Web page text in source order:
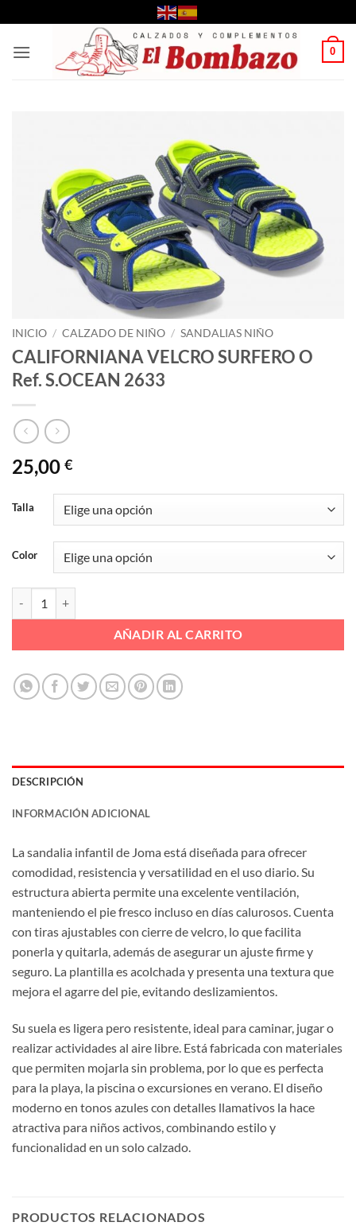
al
contenido
0
INICIO / CALZADO DE NIÑO / SANDALIAS NIÑO
CALIFORNIANA VELCRO SURFERO O
Ref. S.OCEAN 2633
25,00 €
Talla
Color
AÑADIR AL CARRITO
DESCRIPCIÓN
INFORMACIÓN ADICIONAL
La sandalia infantil de Joma está diseñada para ofrecer
comodidad, resistencia y versatilidad en el uso diario. Su
estructura abierta permite una excelente ventilación,
manteniendo el pie fresco incluso en días calurosos. Cuenta
con tiras ajustables con cierre de velcro, lo que facilita
ponerla y quitarla, además de asegurar un ajuste firme y
seguro. La plantilla es acolchada y presenta una textura que
mejora el agarre del pie, evitando deslizamientos.
Su suela es ligera pero resistente, ideal para caminar, jugar o
realizar actividades al aire libre. Está fabricada con materiales
que permiten mojarla sin problema, por lo que es perfecta
para la playa, la piscina o excursiones en verano. El diseño
moderno en tonos azules con detalles llamativos la hace
atractiva para niños activos, combinando estilo y
funcionalidad en un solo calzado.
PRODUCTOS RELACIONADOS